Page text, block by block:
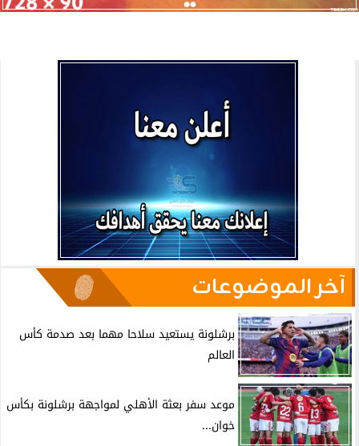
آخر الموضوعات
برشلونة يستعيد سلاحا مهما بعد صدمة كأس
العالم
موعد سفر بعثة الأهلي لمواجهة برشلونة بكأس
خوان...